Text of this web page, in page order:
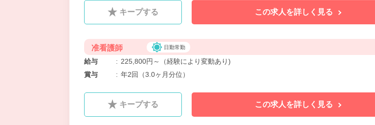
キープする この求人を詳しく見る
准看護師 日勤常勤
給与 : 225,800円～（経験により変動あり)
賞与
: 年2回（3.0ヶ月分位）
キープする この求人を詳しく見る